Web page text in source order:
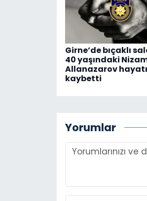
Girne’de bıçaklı
40 yaşındaki
Allanazarov
kaybetti
Yorumlar